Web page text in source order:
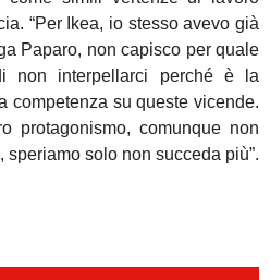
“Per Ikea, io stesso avevo già
Paparo, non capisco per quale
non interpellarci perché è la
competenza su queste vicende.
protagonismo, comunque non
solo non succeda più”.